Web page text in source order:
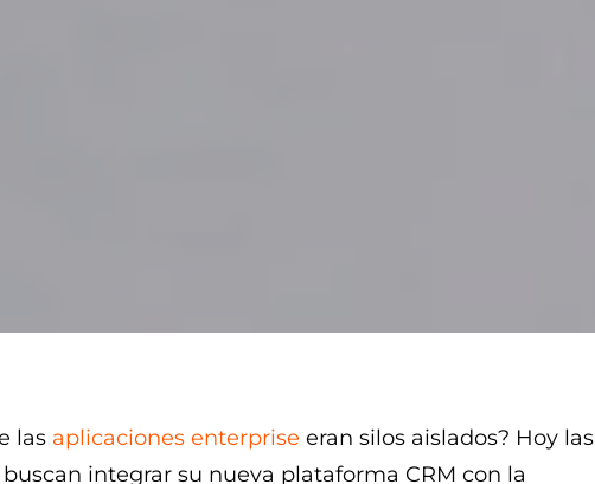
las aplicaciones enterprise eran silos aislados? Hoy las
integrar su nueva plataforma CRM con la